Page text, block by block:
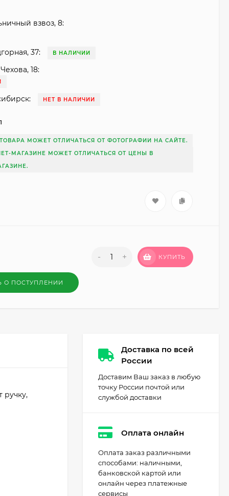
взвоз, 8:
37: В НАЛИЧИИ
18:
НЕТ В НАЛИЧИИ
МОЖЕТ ОТЛИЧАТЬСЯ ОТ ФОТОГРАФИИ НА САЙТЕ.
МАГАЗИНЕ МОЖЕТ ОТЛИЧАТЬСЯ ОТ ЦЕНЫ В
- + КУПИТЬ
О ПОСТУПЛЕНИИ
ручку,
Доставка по всей
России
Доставим Ваш заказ в любую
точку России почтой или
службой доставки
Оплата онлайн
Оплата заказ различными
способами: наличными,
банковской картой или
онлайн через платежные
сервисы